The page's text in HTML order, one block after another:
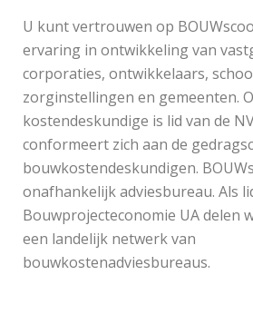
U kunt vertrouwen op
ervaring in ontwikkeling van
corporaties, ontwikkelaars,
zorginstellingen en gemeenten.
kostendeskundige is lid van de
conformeert zich aan de
bouwkostendeskundigen.
onafhankelijk adviesbureau. Als
Bouwprojecteconomie UA delen
een landelijk netwerk van
bouwkostenadviesbureaus.